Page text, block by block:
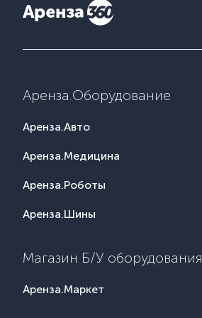
Аренза.Оборудование
Аренза.Авто
Аренза.Медицина
Аренза.Роботы
Аренза.Шины
Магазин Б/У оборудования
Аренза.Маркет